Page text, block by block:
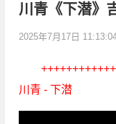
川青《下潜》
2025年7月17日
川青 - 下潜